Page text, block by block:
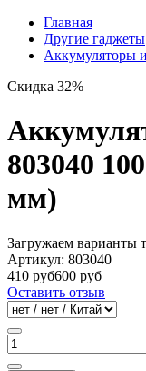
Главная
Другие гаджеты
Аккумуляторы
Скидка 32%
803040
мм)
Загружаем варианты
Артикул: 803040
410 руб600 руб
Оставить отзыв